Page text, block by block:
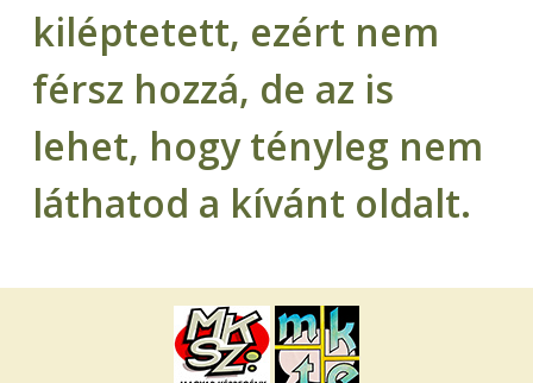
kiléptetett, ezért nem
férsz hozzá, de az is
lehet, hogy tényleg nem
láthatod a kívánt oldalt.